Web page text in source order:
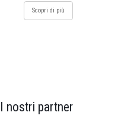
Scopri di più
I nostri partner